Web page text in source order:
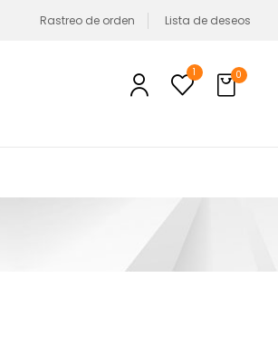
Rastreo de orden Lista de deseos
1 0